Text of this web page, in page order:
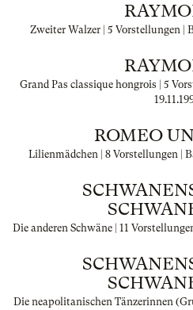
Zweiter Walzer | 5 Vorstellungen |
Grand Pas classique hongrois | 5
ROMEO
Lilienmädchen | 8 Vorstellungen |
Die anderen Schwäne | 11
Die neapolitanischen Tänzerinnen